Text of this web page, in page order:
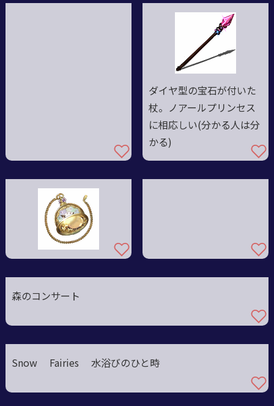
ダイヤ型の宝石が付いた
杖。ノアールプリンセス
に相応しい(分かる人は分
かる)
森のコンサート
Snow Fairies 水浴びのひと時